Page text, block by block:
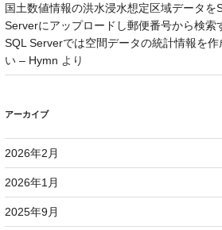
国土数値情報の洪水浸水想定区域データを
Serverにアップロードし郵便番号から検索
SQL Serverでは空間データの統計情報を作
い – Hymn より
アーカイブ
2026年2月
2026年1月
2025年9月